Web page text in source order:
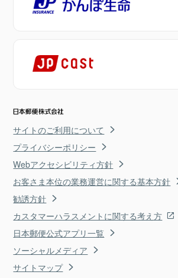
サイトのご利用について
プライバシーポリシー
Webアクセシビリティ方針
お客さま本位の業務運営に関する基本方針
勧誘方針
カスタマーハラスメントに関する考え方
日本郵便公式アプリ一覧
ソーシャルメディア
サイトマップ